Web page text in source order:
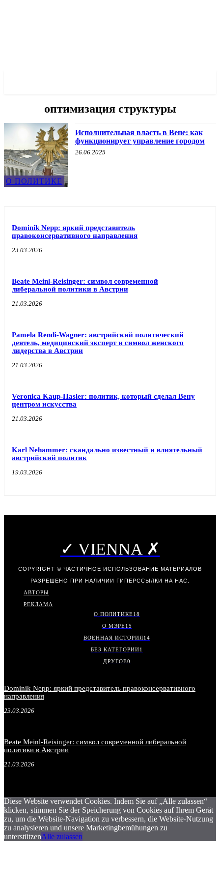
оптимизация структуры
О ПОЛИТИКЕ
Исполнительная власть в Вене: как
функционирует управление городом
26.06.2025
Dominik Nepp: яркий представитель
правоконсервативного направления
23.03.2026
Beate Meinl-Reisinger: символ современной
либеральной политики в Австрии
21.03.2026
Pamela Rendi-Wagner: австрийский политический
деятель, медицинский эксперт и символ женского
лидерства в Австрии
21.03.2026
Veronica Kaup-Hasler: политик, который сделал Вену
центром искусства
21.03.2026
Karl Nehammer: скандально известный и влиятельный
австрийский политик
19.03.2026
✓ VIENNA ✗
COPYRIGHT © ЧАСТИЧНОЕ ИСПОЛЬЗОВАНИЕ МАТЕРИАЛОВ
РАЗРЕШЕНО ПРИ НАЛИЧИИ ГИПЕРССЫЛКИ НА НАС.
АВТОРЫ
РЕКЛАМА
О ПОЛИТИКЕ18
О МЭРЕ15
ВОЕННАЯ ИСТОРИЯ14
БЕЗ КАТЕГОРИИ1
ДРУГОЕ0
Dominik Nepp: яркий представитель правоконсервативного
направления
23.03.2026
Beate Meinl-Reisinger: символ современной либеральной
политики в Австрии
21.03.2026
Diese Website verwendet Cookies. Indem Sie auf „Alle zulassen“
klicken, stimmen Sie der Speicherung von Cookies auf Ihrem Gerät
zu, um die Website-Navigation zu verbessern, die Website-Nutzung
zu analysieren und unsere Marketingbemühungen zu
unterstützenAlle zulassen